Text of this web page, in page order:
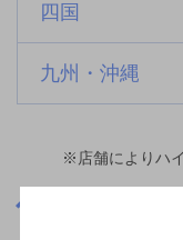
四国
九州・沖縄
※店舗によりハ